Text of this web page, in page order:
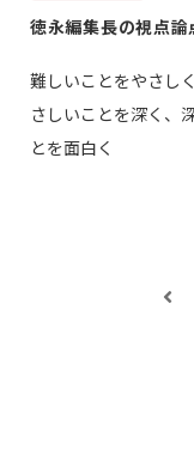
徳永編集長の視点論
難しいことをやさし
さしいことを深く、
とを面白く